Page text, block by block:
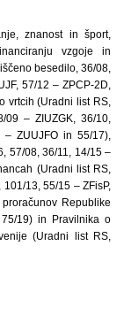
znanost in šport,
vzgoje in
besedilo, 36/08,
57/12 – ZPCP-2D,
vrtcih (Uradni list RS,
09 – ZIUZGK, 36/10,
ZUUJFO in 55/17),
57/08, 36/11, 14/15 –
(Uradni list RS,
13, 55/15 – ZFisP,
Republike
19) in Pravilnika o
(Uradni list RS,